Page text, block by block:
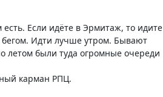
Если идёте в Эрмитаж, то идите
бегом. Идти лучше утром. Бывают
летом были туда огромные очереди
карман РПЦ.